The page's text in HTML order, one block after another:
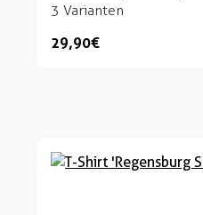
3 Varianten
29,90 €